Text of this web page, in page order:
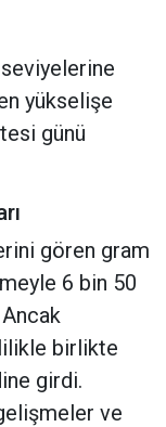
yükselişe
günü
gören gram
6 bin 50
birlikte
girdi.
ve